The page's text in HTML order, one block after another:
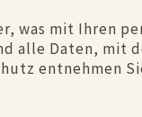
was mit Ihren
alle Daten,
entnehmen